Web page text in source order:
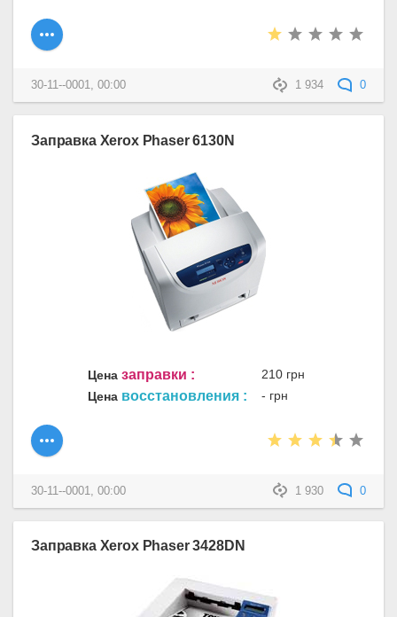
1 934 0
30-11--0001, 00:00
Заправка Xerox Phaser 6130N
Цена заправки :
210 грн
Цена восстановления : - грн
1 930 0
30-11--0001, 00:00
Заправка Xerox Phaser 3428DN